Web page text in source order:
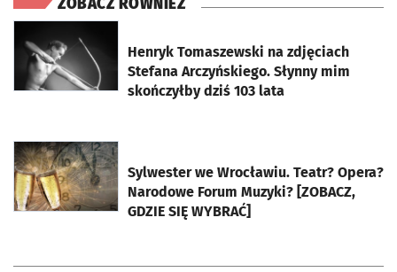
ZOBACZ RÓWNIEŻ
Henryk Tomaszewski na zdjęciach
Stefana Arczyńskiego. Słynny mim
skończyłby dziś 103 lata
Sylwester we Wrocławiu. Teatr? Opera?
Narodowe Forum Muzyki? [ZOBACZ,
GDZIE SIĘ WYBRAĆ]
otworzy się w nowej karcie